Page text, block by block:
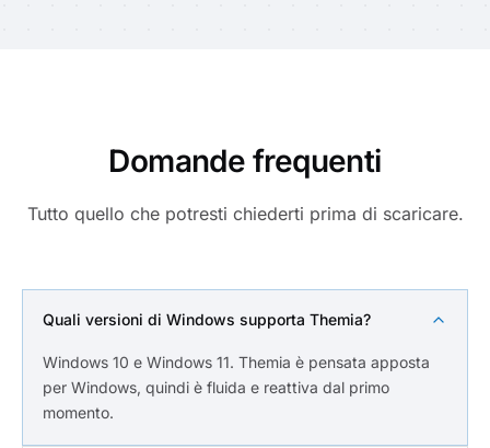
Domande frequenti
Tutto quello che potresti chiederti prima di scaricare.
Quali versioni di Windows supporta Themia?
Windows 10 e Windows 11. Themia è pensata apposta
per Windows, quindi è fluida e reattiva dal primo
momento.